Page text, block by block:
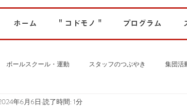
ホーム " コドモノ " プログラム
ボールスクール・運動 スタッフのつぶやき 集団活
年6月6日 読了時間: 1分